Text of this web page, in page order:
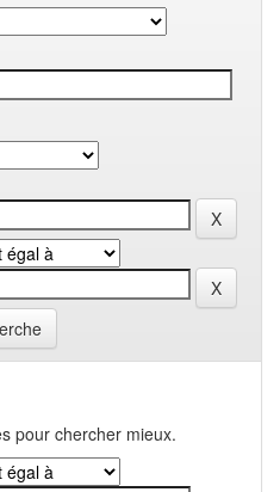
pour chercher mieux.